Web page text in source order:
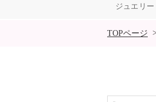
ジュエリー
SALE
TOPページ